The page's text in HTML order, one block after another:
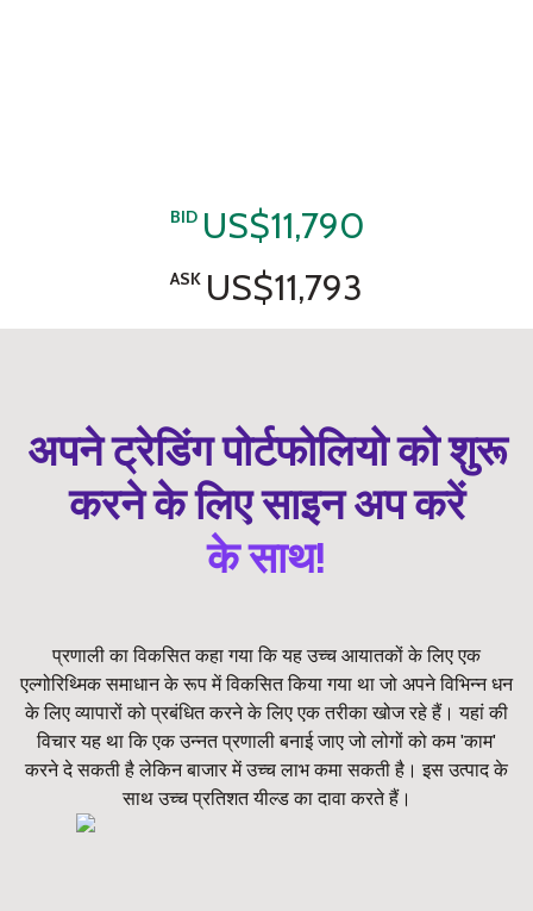
BID US$11,790
ASK US$11,793
अपने ट्रेडिंग पोर्टफोलियो को शुरू
करने के लिए साइन अप करें
के साथ!
प्रणाली का विकसित कहा गया कि यह उच्च आयातकों के लिए एक
एल्गोरिथ्मिक समाधान के रूप में विकसित किया गया था जो अपने विभिन्न धन
के लिए व्यापारों को प्रबंधित करने के लिए एक तरीका खोज रहे हैं। यहां की
विचार यह था कि एक उन्नत प्रणाली बनाई जाए जो लोगों को कम 'काम'
करने दे सकती है लेकिन बाजार में उच्च लाभ कमा सकती है। इस उत्पाद के
साथ उच्च प्रतिशत यील्ड का दावा करते हैं।